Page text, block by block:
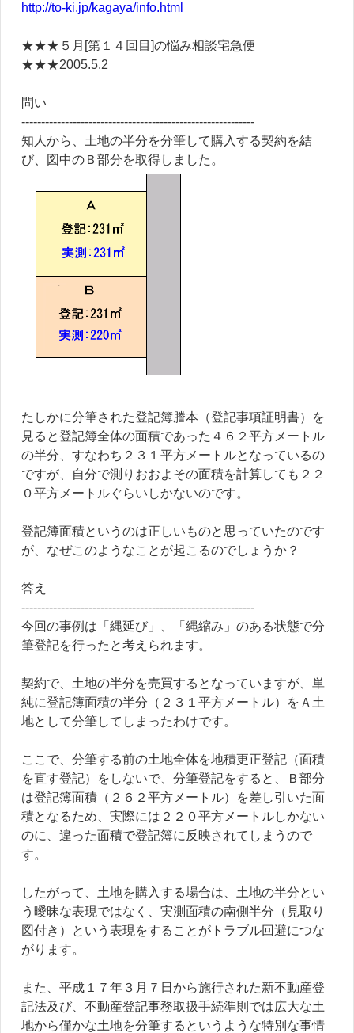
http://to-ki.jp/kagaya/info.html
★★★５月[第１４回目]の悩み相談宅急便
★★★2005.5.2
問い
-----------------------------------------------------------
知人から、土地の半分を分筆して購入する契約を結
び、図中のＢ部分を取得しました。
たしかに分筆された登記簿謄本（登記事項証明書）を
見ると登記簿全体の面積であった４６２平方メートル
の半分、すなわち２３１平方メートルとなっているの
ですが、自分で測りおおよその面積を計算しても２２
０平方メートルぐらいしかないのです。
登記簿面積というのは正しいものと思っていたのです
が、なぜこのようなことが起こるのでしょうか？
答え
-----------------------------------------------------------
今回の事例は「縄延び」、「縄縮み」のある状態で分
筆登記を行ったと考えられます。
契約で、土地の半分を売買するとなっていますが、単
純に登記簿面積の半分（２３１平方メートル）をＡ土
地として分筆してしまったわけです。
ここで、分筆する前の土地全体を地積更正登記（面積
を直す登記）をしないで、分筆登記をすると、Ｂ部分
は登記簿面積（２６２平方メートル）を差し引いた面
積となるため、実際には２２０平方メートルしかない
のに、違った面積で登記簿に反映されてしまうので
す。
したがって、土地を購入する場合は、土地の半分とい
う曖昧な表現ではなく、実測面積の南側半分（見取り
図付き）という表現をすることがトラブル回避につな
がります。
また、平成１７年３月７日から施行された新不動産登
記法及び、不動産登記事務取扱手続準則では広大な土
地から僅かな土地を分筆するというような特別な事情